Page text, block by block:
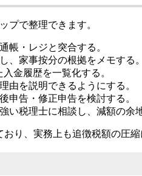
プで整理できます。
帳・レジと突合する。
、家事按分の根拠をメモする。
金履歴を一覧化する。
由を説明できるようにする。
申告・修正申告を検討する。
い税理士に相談し、減額の余
り、実務上も追徴税額の圧